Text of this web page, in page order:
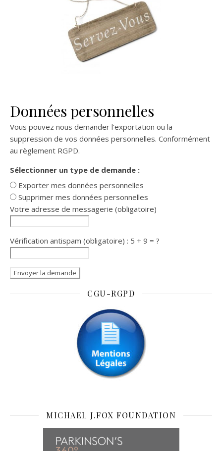
Données personnelles
Vous pouvez nous demander l'exportation ou la
suppression de vos données personnelles. Conformément
au règlement RGPD.
Sélectionner un type de demande :
Exporter mes données personnelles
Supprimer mes données personnelles
Votre adresse de messagerie (obligatoire)
Vérification antispam (obligatoire) : 5 + 9 = ?
CGU-RGPD
MICHAEL J.FOX FOUNDATION